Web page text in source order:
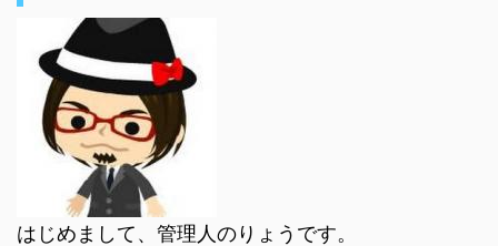
はじめまして、管理人のりょうです。